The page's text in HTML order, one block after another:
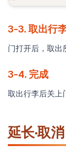
3-3. 取出行
门打开后，取出
3-4. 完成
取出行李后关上
延长·取消